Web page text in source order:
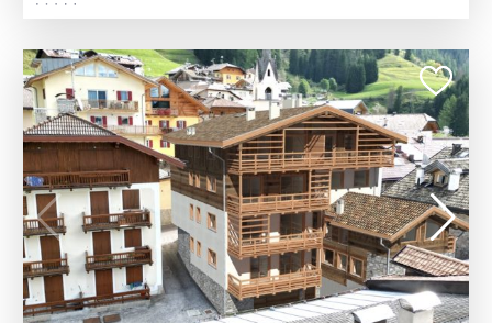
ITÁLIE | MOENA
1 500 000 €